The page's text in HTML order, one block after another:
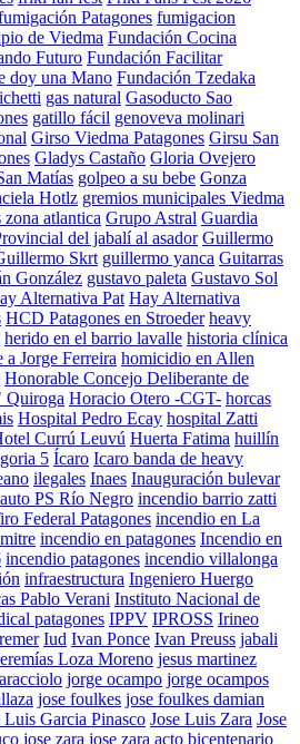
Patagones fumigacion
de Viedma Fundación Cocina
Futuro Fundación Facilitar
doy una Mano Fundación Tzedaka
gas natural Gasoducto Sao
gatillo fácil genoveva molinari
Girso Viedma Patagones Girsu San
Gladys Castaño Gloria Ovejero
Matías golpeo a su bebe Gonza
Hotlz gremios municipales Viedma
zona atlantica Grupo Astral Guardia
del jabalí al asador Guillermo
Skrt guillermo yanca Guitarras
González gustavo paleta Gustavo Sol
Alternativa Pat Hay Alternativa
HCD Patagones en Stroeder heavy
herido en el barrio lavalle historia clínica
a Jorge Ferreira homicidio en Allen
Honorable Concejo Deliberante de
Quiroga Horacio Otero -CGT- horcas
Hospital Pedro Ecay hospital Zatti
Currú Leuvú Huerta Fatima huillín
5 Ícaro Icaro banda de heavy
ilegales Inaes Inauguración bulevar
PS Río Negro incendio barrio zatti
Federal Patagones incendio en La
incendio en patagones Incendio en
incendio patagones incendio villalonga
infraestructura Ingeniero Huergo
Pablo Verani Instituto Nacional de
patagones IPPV IPROSS Irineo
Iud Ivan Ponce Ivan Preuss jabali
Loza Moreno jesus martinez
jorge ocampo jorge ocampos
jose foulkes jose foulkes damian
Luis Garcia Pinasco Jose Luis Zara Jose
jose zara jose zara acto bicentenario